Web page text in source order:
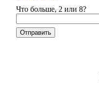
Что больше, 2 или 8?